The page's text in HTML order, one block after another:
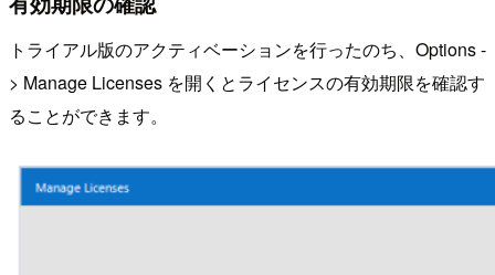
トライアル版のアクティベーションを行ったのち、Options -
> Manage Licenses を開くとライセンスの有効期限を確認す
ることができます。